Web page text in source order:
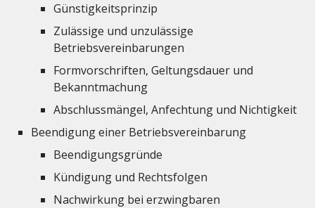
Günstigkeitsprinzip
Zulässige und unzulässige
Betriebsvereinbarungen
Formvorschriften, Geltungsdauer und
Bekanntmachung
Abschlussmängel, Anfechtung und Nichtigkeit
Beendigung einer Betriebsvereinbarung
Beendigungsgründe
Kündigung und Rechtsfolgen
Nachwirkung bei erzwingbaren